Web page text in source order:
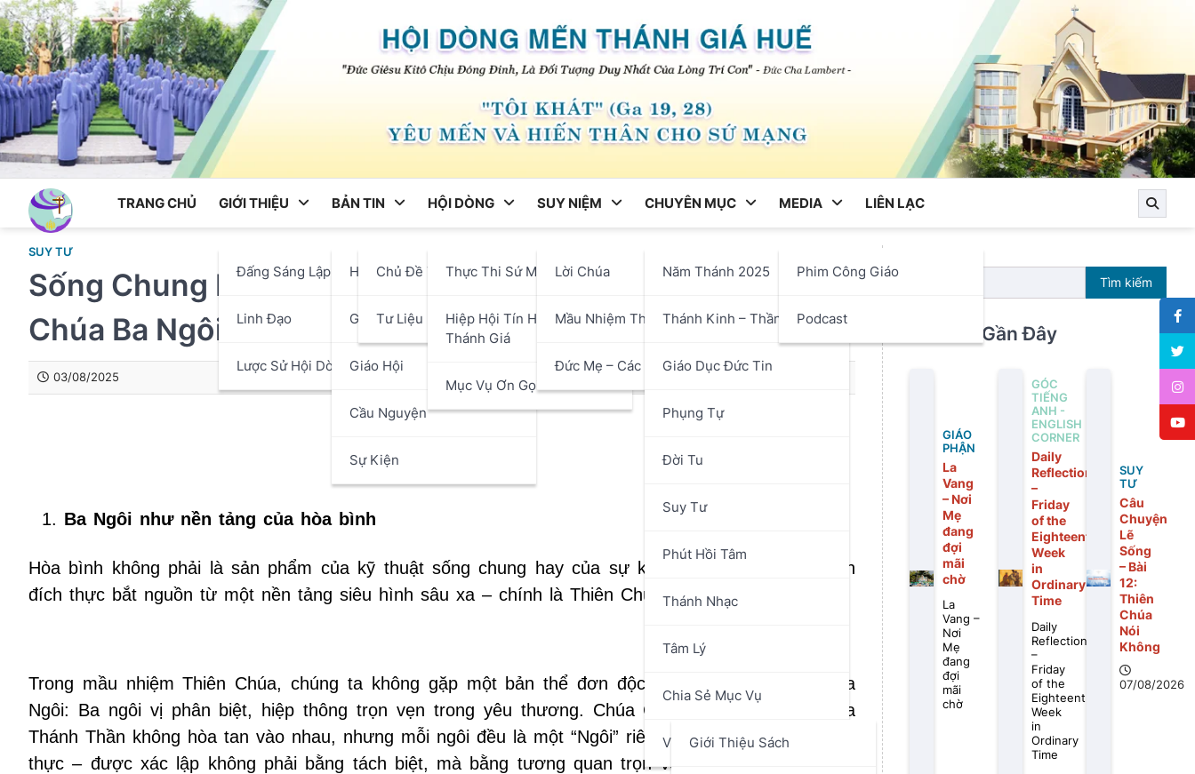
Skip
to
content
TRANG CHỦ GIỚI THIỆU
Đấng Sáng Lập
Linh Đạo
Lược Sử Hội Dòng
BẢN TIN
Hội Dòng
Chủ Đề Tháng
Tư Liệu
Giáo Phận
Giáo Hội
Cầu Nguyện
Sự Kiện
HỘI DÒNG
Thực Thi Sứ Mạng
Hiệp Hội Tín Hữu Mến
Thánh Giá
Mục Vụ Ơn Gọi
SUY NIỆM
Lời Chúa
Mầu Nhiệm Thánh Giá
Đức Mẹ – Các Thánh
CHUYÊN MỤC
Năm Thánh 2025
Thánh Kinh – Thần Học
Giáo Dục Đức Tin
Phụng Tự
Đời Tu
Suy Tư
Phút Hồi Tâm
Thánh Nhạc
Tâm Lý
Chia Sẻ Mục Vụ
Văn Hóa Nghệ Thuật
Giới Thiệu Sách
MEDIA
Phim Công Giáo
Podcast
LIÊN LẠC
SUY TƯ
Sống Chung Hòa Bình – Nền Tảng Siêu Hình Từ Thiên
Chúa Ba Ngôi
03/08/2025
Ba Ngôi như nền tảng của hòa bình
Hòa bình không phải là sản phẩm của kỹ thuật sống chung hay của sự khéo léo tâm lý. Hòa bình
đích thực bắt nguồn từ một nền tảng siêu hình sâu xa – chính là Thiên Chúa Ba Ngôi.
Trong mầu nhiệm Thiên Chúa, chúng ta không gặp một bản thể đơn độc, nhưng một sự sống Ba
Ngôi: Ba ngôi vị phân biệt, hiệp thông trọn vẹn trong yêu thương. Chúa Cha, Chúa Con, và Chúa
Thánh Thần không hòa tan vào nhau, nhưng mỗi ngôi đều là một “Ngôi” riêng biệt – một ngôi vị đích
thực – được xác lập không phải bằng tách biệt, mà bằng tương quan trọn vẹn. Bản thể của Thiên
Tìm kiếm
Bài Viết Gần Đây
GIÁO
PHẬN
La
Vang
– Nơi
Mẹ
đang
đợi
mãi
chờ
La
Vang –
Nơi
Mẹ
đang
đợi
mãi
chờ
GÓC
TIẾNG
ANH -
ENGLISH
CORNER
Daily
Reflection
–
Friday
of the
Eighteenth
Week
in
Ordinary
Time
Daily
Reflection
–
Friday
of the
Eighteenth
Week
in
Ordinary
Time
SUY
TƯ
Câu
Chuyện
Lẽ
Sống
– Bài
12:
Thiên
Chúa
Nói
Không
07/08/2026